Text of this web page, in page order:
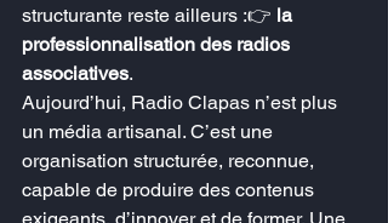
structurante reste ailleurs :👉 la
professionnalisation des radios
associatives.
Aujourd’hui, Radio Clapas n’est plus
un média artisanal. C’est une
organisation structurée, reconnue,
capable de produire des contenus